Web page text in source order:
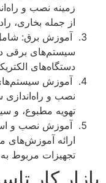
زمینه نصب و
از جمله بخاری،
آموزش برق:
سیستم‌های برقی
دستگاه‌های
آموزش
نصب و راه‌اندازی
تهویه مطبوع، و
آموزش نصب و
ارائه آموزش‌های
تجهیزات مربوط